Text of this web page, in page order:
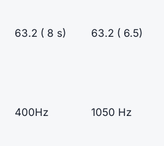
63.2 ( 8 s) 63.2 ( 6.5)
400Hz 1050 Hz